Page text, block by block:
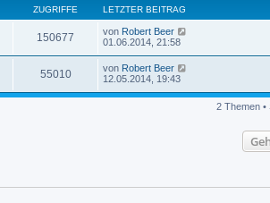
ZUGRIFFE LETZTER BEITRAG
150677 von Robert Beer
01.06.2014, 21:58
55010 von Robert Beer
12.05.2014, 19:43
2 Themen •